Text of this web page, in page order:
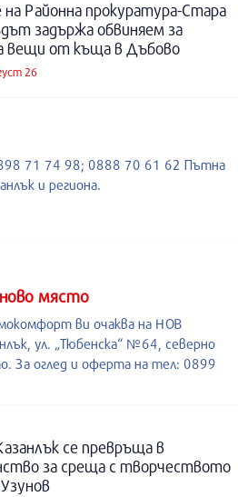
на Районна прокуратура-Стара
задържа обвиняем за
вещи от къща в Дъбово
26
71 74 98; 0888 70 61 62 Пътна
и региона.
място
ви очаква на НОВ
ул. „Тюбенска“ №64, северно
За оглед и оферта на тел: 0899
се превръща в
за среща с творчеството